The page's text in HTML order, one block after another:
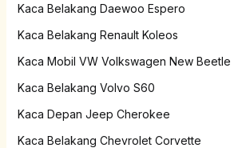
Kaca Belakang Daewoo Espero
Kaca Belakang Renault Koleos
Kaca Mobil VW Volkswagen New Beetle
Kaca Belakang Volvo S60
Kaca Depan Jeep Cherokee
Kaca Belakang Chevrolet Corvette